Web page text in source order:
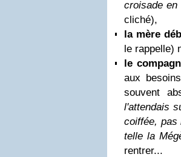
croisade en
cliché),
la mère
le rappelle)
le
aux
souvent
l'attendais
coiffée, pas
telle la
rentrer...